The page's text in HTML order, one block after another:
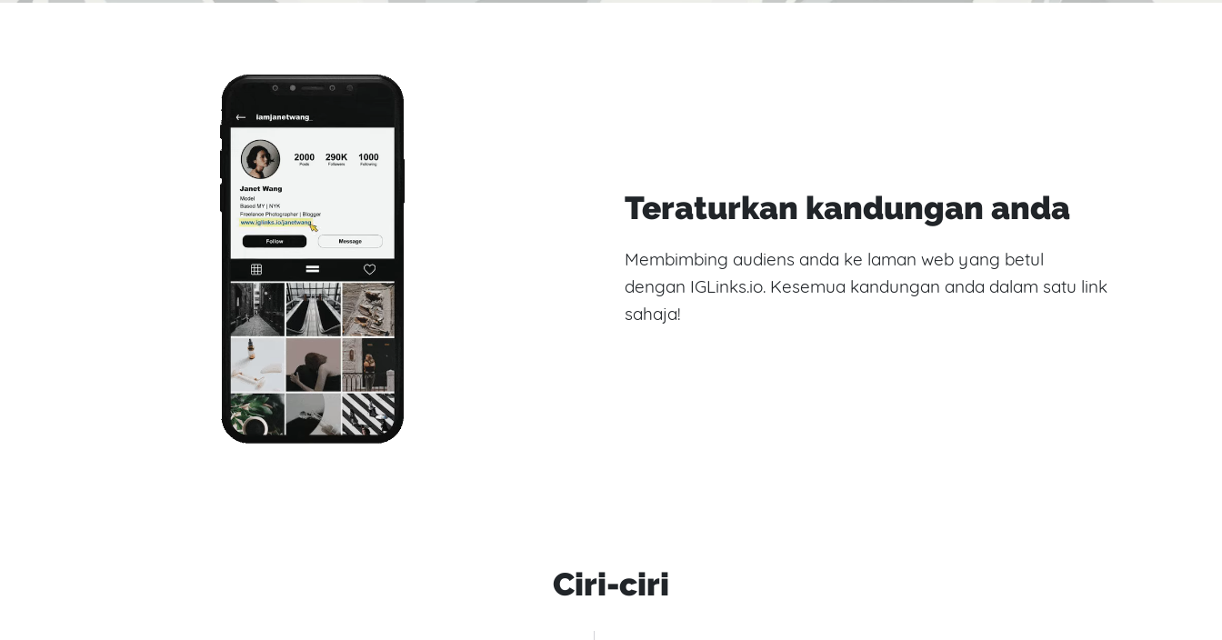
Teraturkan kandungan anda
Membimbing audiens anda ke laman web yang betul
dengan IGLinks.io. Kesemua kandungan anda dalam satu link
sahaja!
Ciri-ciri